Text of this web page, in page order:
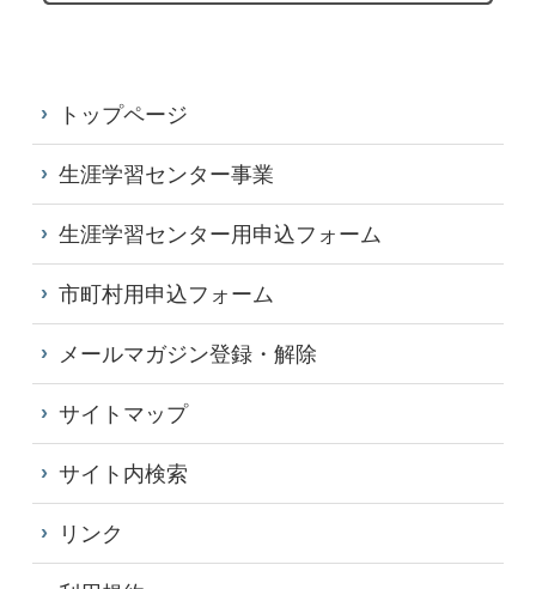
トップページ
生涯学習センター事業
生涯学習センター用申込フォーム
市町村用申込フォーム
メールマガジン登録・解除
サイトマップ
サイト内検索
リンク